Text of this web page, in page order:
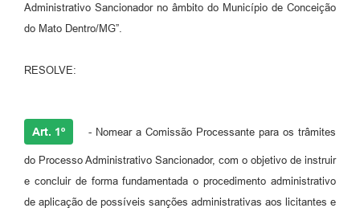
Administrativo Sancionador no âmbito do Município de Conceição
do Mato Dentro/MG”.
RESOLVE:
Art. 1º - Nomear a Comissão Processante para os trâmites
do Processo Administrativo Sancionador, com o objetivo de instruir
e concluir de forma fundamentada o procedimento administrativo
de aplicação de possíveis sanções administrativas aos licitantes e